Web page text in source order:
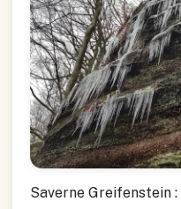
Saverne Greifenstein :